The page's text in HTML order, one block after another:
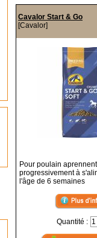
Cavalor Start & Go
[Cavalor]
Pour poulain aprennent
progressivement à
l'âge de 6 semaines
Quantité :